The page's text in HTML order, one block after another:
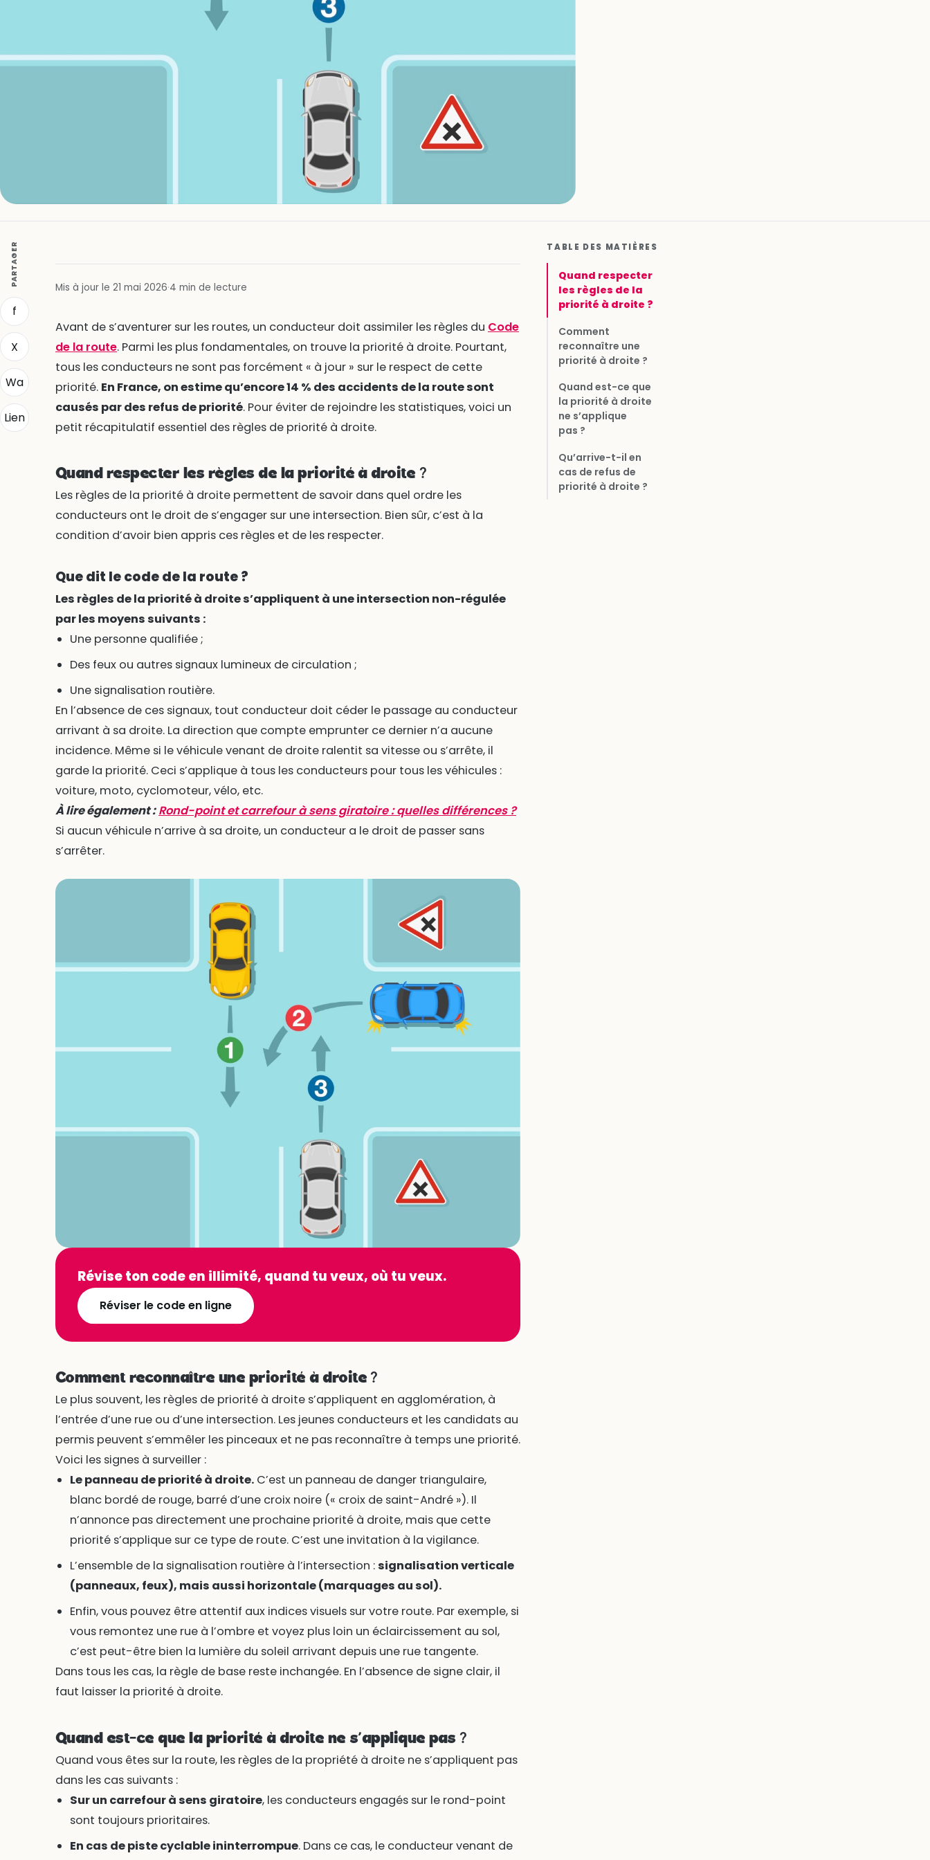
PARTAGER
f
X
Wa
Lien
Mis à jour le 21 mai 2026·4 min de lecture
Avant de s’aventurer sur les routes, un conducteur doit assimiler les règles du Code
de la route. Parmi les plus fondamentales, on trouve la priorité à droite. Pourtant,
tous les conducteurs ne sont pas forcément « à jour » sur le respect de cette
priorité. En France, on estime qu’encore 14 % des accidents de la route sont
causés par des refus de priorité. Pour éviter de rejoindre les statistiques, voici un
petit récapitulatif essentiel des règles de priorité à droite.
Quand respecter les règles de la priorité à droite ?
Les règles de la priorité à droite permettent de savoir dans quel ordre les
conducteurs ont le droit de s’engager sur une intersection. Bien sûr, c’est à la
condition d’avoir bien appris ces règles et de les respecter.
Que dit le code de la route ?
Les règles de la priorité à droite s’appliquent à une intersection non-régulée
par les moyens suivants :
Une personne qualifiée ;
Des feux ou autres signaux lumineux de circulation ;
Une signalisation routière.
En l’absence de ces signaux, tout conducteur doit céder le passage au conducteur
arrivant à sa droite. La direction que compte emprunter ce dernier n’a aucune
incidence. Même si le véhicule venant de droite ralentit sa vitesse ou s’arrête, il
garde la priorité. Ceci s’applique à tous les conducteurs pour tous les véhicules :
voiture, moto, cyclomoteur, vélo, etc.
À lire également : Rond-point et carrefour à sens giratoire : quelles différences ?
Si aucun véhicule n’arrive à sa droite, un conducteur a le droit de passer sans
s’arrêter.
Révise ton code en illimité, quand tu veux, où tu veux.
Réviser le code en ligne
Comment reconnaître une priorité à droite ?
Le plus souvent, les règles de priorité à droite s’appliquent en agglomération, à
l’entrée d’une rue ou d’une intersection. Les jeunes conducteurs et les candidats au
permis peuvent s’emmêler les pinceaux et ne pas reconnaître à temps une priorité.
Voici les signes à surveiller :
Le panneau de priorité à droite.C’est un panneau de danger triangulaire,
blanc bordé de rouge, barré d’une croix noire (« croix de saint-André »). Il
n’annonce pas directement une prochaine priorité à droite, mais que cette
priorité s’applique sur ce type de route. C’est une invitation à la vigilance.
L’ensemble de la signalisation routière à l’intersection :signalisation verticale
(panneaux, feux), mais aussi horizontale (marquages au sol).
Enfin, vous pouvez être attentif aux indices visuels sur votre route. Par exemple, si
vous remontez une rue à l’ombre et voyez plus loin un éclaircissement au sol,
c’est peut-être bien la lumière du soleil arrivant depuis une rue tangente.
Dans tous les cas, la règle de base reste inchangée. En l’absence de signe clair, il
faut laisser la priorité à droite.
Quand est-ce que la priorité à droite ne s’applique pas ?
Quand vous êtes sur la route, les règles de la propriété à droite ne s’appliquent pas
dans les cas suivants :
Sur un carrefour à sens giratoire, les conducteurs engagés sur le rond-point
sont toujours prioritaires.
En cas de piste cyclable ininterrompue. Dans ce cas, le conducteur venant de
TABLE DES MATIÈRES
Quand respecter
les règles de la
priorité à droite ?
Comment
reconnaître une
priorité à droite ?
Quand est-ce que
la priorité à droite
ne s’applique
pas ?
Qu’arrive-t-il en
cas de refus de
priorité à droite ?